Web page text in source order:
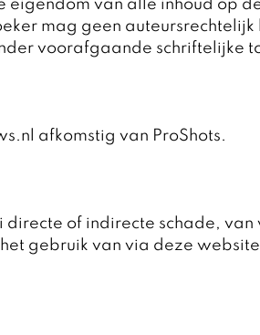
van alle inhoud op
mag geen
voorafgaande schriftelijke
afkomstig van ProShots.
of indirecte schade,
gebruik van via deze